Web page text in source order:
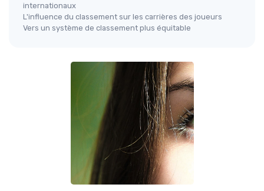
internationaux
L'influence du classement sur les carrières des joueurs
Vers un système de classement plus équitable